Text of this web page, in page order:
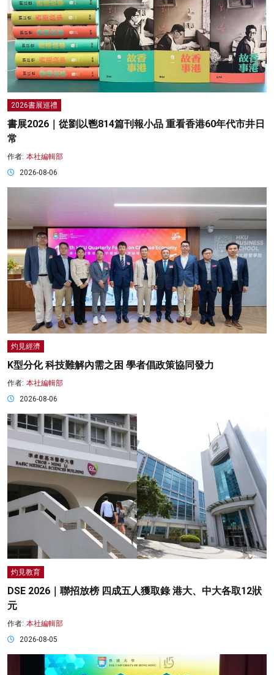
2026書展巡禮
書展2026｜從劉以鬯814篇刊報小品 重看香港60年代市井日
常
作者: 本社編輯部
2026-08-06
灼見經濟
K型分化 科技難解內需之困 學者倡政策協同發力
作者: 本社編輯部
2026-08-06
灼見教育
DSE 2026｜聯招放榜 四成五人獲取錄 港大、中大各取12狀
元
作者: 本社編輯部
2026-08-05